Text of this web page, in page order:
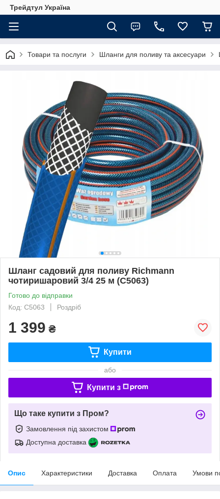
Трейдтул Україна
Товари та послуги Шланги для поливу та аксесуари
Шланг садовий для поливу Richmann
чотиришаровий 3/4 25 м (C5063)
Готово до відправки
Код: C5063
Роздріб
1 399 ₴
Купити
або
Купити з
Що таке купити з Пром?
Замовлення під захистом
Доступна доставка
Опис Характеристики Доставка Оплата Умови